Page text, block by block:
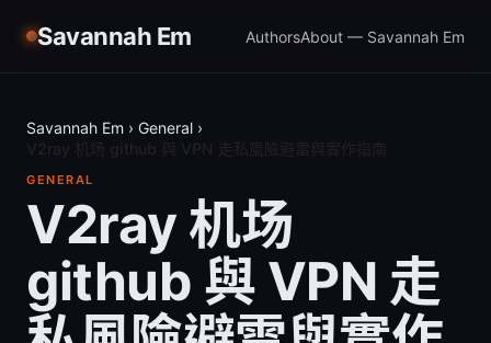
Savannah Em AuthorsAbout — Savannah Em
Savannah Em › General ›
GENERAL
V2ray 机场
github 與 VPN 走